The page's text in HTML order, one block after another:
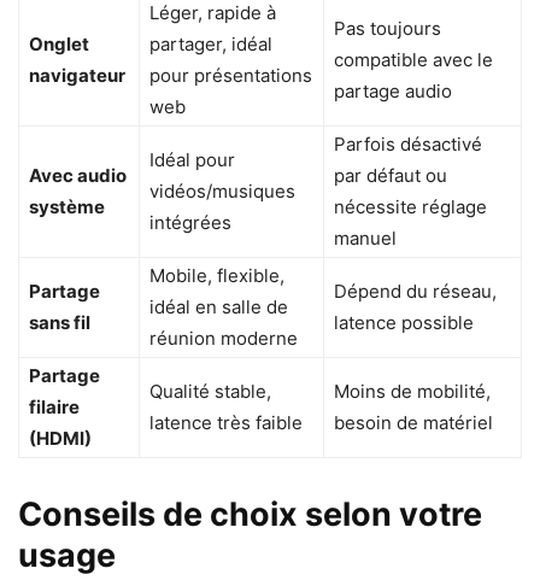
Onglet
navigateur
Léger, rapide à
partager, idéal
pour présentations
web
Pas toujours
compatible avec le
partage audio
Avec audio
système
Idéal pour
vidéos/musiques
intégrées
Parfois désactivé
par défaut ou
nécessite réglage
manuel
Partage
sans fil
Mobile, flexible,
idéal en salle de
réunion moderne
Dépend du réseau,
latence possible
Partage
filaire
(HDMI)
Qualité stable,
latence très faible
Moins de mobilité,
besoin de matériel
Conseils de choix selon votre
usage